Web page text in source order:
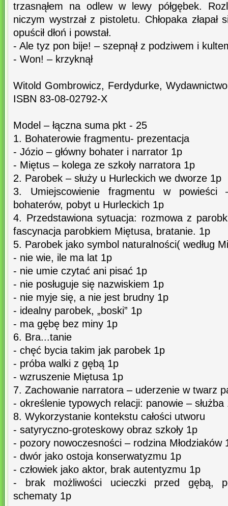
trzasnąłem na odlew w lewy półgębek.
niczym wystrzał z pistoletu. Chłopaka
opuścił dłoń i powstał.
- Ale tyz pon bije! – szepnął z podziwem i
- Won! – krzyknął
Witold Gombrowicz, Ferdydurke,
ISBN 83-08-02792-X
Model – łączna suma pkt - 25
1. Bohaterowie fragmentu- prezentacja
- Józio – główny bohater i narrator 1p
- Miętus – kolega ze szkoły narratora 1p
2. Parobek – służy u Hurleckich we dworze 1p
3. Umiejscowienie fragmentu w
bohaterów, pobyt u Hurleckich 1p
4. Przedstawiona sytuacja: rozmowa z
fascynacja parobkiem Miętusa, bratanie. 1p
5. Parobek jako symbol naturalności( według
- nie wie, ile ma lat 1p
- nie umie czytać ani pisać 1p
- nie posługuje się nazwiskiem 1p
- nie myje się, a nie jest brudny 1p
- idealny parobek, „boski” 1p
- ma gębę bez miny 1p
6. Bra...tanie
- chęć bycia takim jak parobek 1p
- próba walki z gębą 1p
- wzruszenie Miętusa 1p
7. Zachowanie narratora – uderzenie w twarz
- określenie typowych relacji: panowie – służba
8. Wykorzystanie kontekstu całości utworu
- satyryczno-groteskowy obraz szkoły 1p
- pozory nowoczesności – rodzina Młodziaków
- dwór jako ostoja konserwatyzmu 1p
- człowiek jako aktor, brak autentyzmu 1p
- brak możliwości ucieczki przed gębą,
schematy 1p